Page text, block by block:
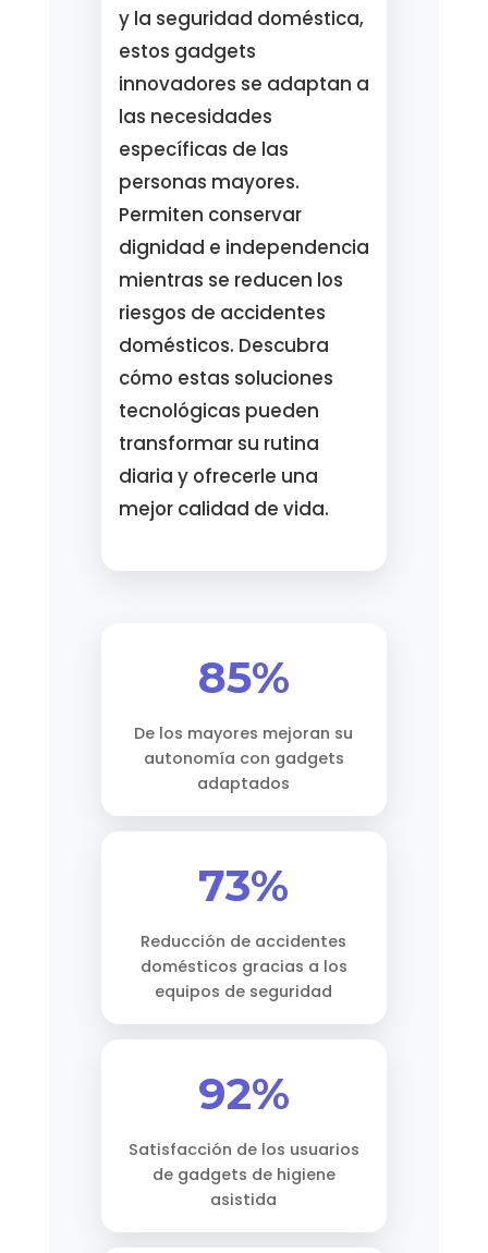
y la seguridad doméstica,
estos gadgets
innovadores se adaptan a
las necesidades
específicas de las
personas mayores.
Permiten conservar
dignidad e independencia
mientras se reducen los
riesgos de accidentes
domésticos. Descubra
cómo estas soluciones
tecnológicas pueden
transformar su rutina
diaria y ofrecerle una
mejor calidad de vida.
85%
De los mayores mejoran su
autonomía con gadgets
adaptados
73%
Reducción de accidentes
domésticos gracias a los
equipos de seguridad
92%
Satisfacción de los usuarios
de gadgets de higiene
asistida